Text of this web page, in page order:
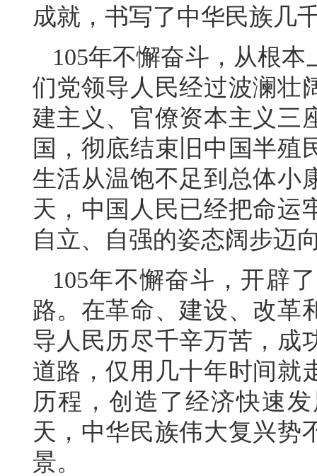
成就，书写了中华民族几
105年不懈奋斗，从根
们党领导人民经过波澜壮
建主义、官僚资本主义三
国，彻底结束旧中国半殖
生活从温饱不足到总体小
天，中国人民已经把命运
自立、自强的姿态阔步迈
105年不懈奋斗，开辟
路。在革命、建设、改革
导人民历尽千辛万苦，成
道路，仅用几十年时间就
历程，创造了经济快速
天，中华民族伟大复兴势
景。